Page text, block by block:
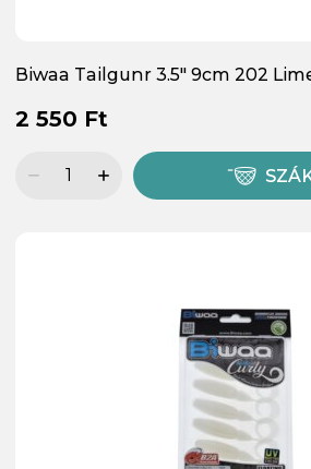
Biwaa Tailgunr 3.5" 9cm 202
2 550 Ft